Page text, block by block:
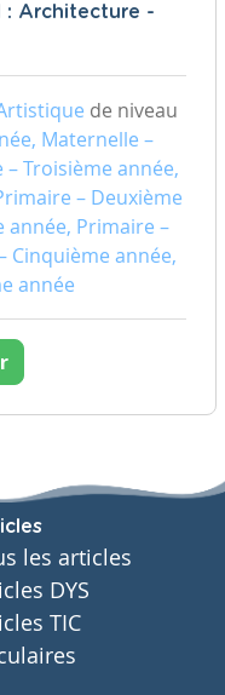
: Architecture -
de niveau
Maternelle –
Troisième année,
– Deuxième
année, Primaire –
Cinquième année,
année
les articles
DYS
TIC